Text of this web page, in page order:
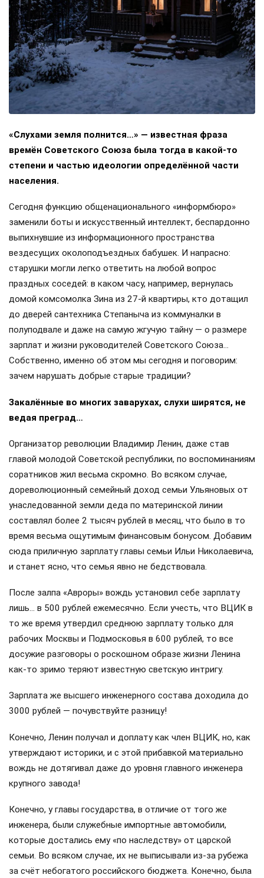
«Слухами земля полнится…» — известная фраза
времён Советского Союза была тогда в какой-то
степени и частью идеологии определённой части
населения.
Сегодня функцию общенационального «информбюро»
заменили боты и искусственный интеллект, беспардонно
выпихнувшие из информационного пространства
вездесущих околоподъездных бабушек. И напрасно:
старушки могли легко ответить на любой вопрос
праздных соседей: в каком часу, например, вернулась
домой комсомолка Зина из 27-й квартиры, кто дотащил
до дверей сантехника Степаныча из коммуналки в
полуподвале и даже на самую жгучую тайну — о размере
зарплат и жизни руководителей Советского Союза…
Собственно, именно об этом мы сегодня и поговорим:
зачем нарушать добрые старые традиции?
Закалённые во многих заварухах, слухи ширятся, не
ведая преград…
Организатор революции Владимир Ленин, даже став
главой молодой Советской республики, по воспоминаниям
соратников жил весьма скромно. Во всяком случае,
дореволюционный семейный доход семьи Ульяновых от
унаследованной земли деда по материнской линии
составлял более 2 тысяч рублей в месяц, что было в то
время весьма ощутимым финансовым бонусом. Добавим
сюда приличную зарплату главы семьи Ильи Николаевича,
и станет ясно, что семья явно не бедствовала.
После залпа «Авроры» вождь установил себе зарплату
лишь… в 500 рублей ежемесячно. Если учесть, что ВЦИК в
то же время утвердил среднюю зарплату только для
рабочих Москвы и Подмосковья в 600 рублей, то все
досужие разговоры о роскошном образе жизни Ленина
как-то зримо теряют известную светскую интригу.
Зарплата же высшего инженерного состава доходила до
3000 рублей — почувствуйте разницу!
Конечно, Ленин получал и доплату как член ВЦИК, но, как
утверждают историки, и с этой прибавкой материально
вождь не дотягивал даже до уровня главного инженера
крупного завода!
Конечно, у главы государства, в отличие от того же
инженера, были служебные импортные автомобили,
которые достались ему «по наследству» от царской
семьи. Во всяком случае, их не выписывали из-за рубежа
за счёт небогатого российского бюджета. Конечно, была